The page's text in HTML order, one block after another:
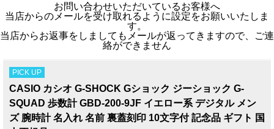
お問い合わせいただいているお客様へ
当店からのメールを受け取れるように設定をお願いいたしま
す。
当店からお返事をしましてもメールが返ってきますので、ご連
絡ができません
PICK UP
CASIO カシオ G-SHOCK Gショック ジーショック G-
SQUAD 歩数計 GBD-200-9JF イエロー系 デジタル メン
ズ 腕時計 名入れ 名前 裏蓋刻印 10文字付 記念品 ギフト 国